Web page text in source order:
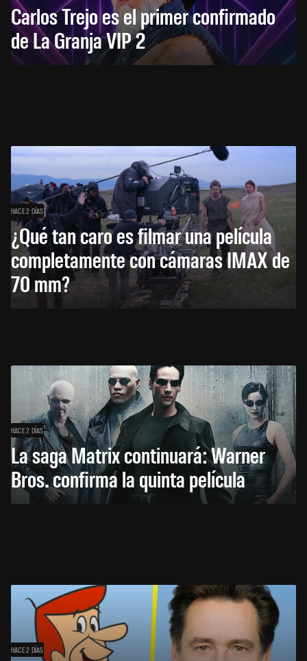
Carlos Trejo es el primer confirmado
de La Granja VIP 2
HACE 2 DÍAS
¿Qué tan caro es filmar una película
completamente con cámaras IMAX de
70 mm?
HACE 2 DÍAS
La saga Matrix continuará: Warner
Bros. confirma la quinta película
HACE 2 DÍAS